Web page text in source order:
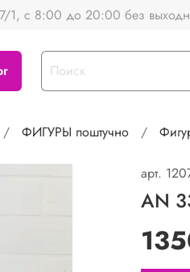
1, с 8:00 до 20:00 без
ФИГУРЫ поштучно
арт.
AN